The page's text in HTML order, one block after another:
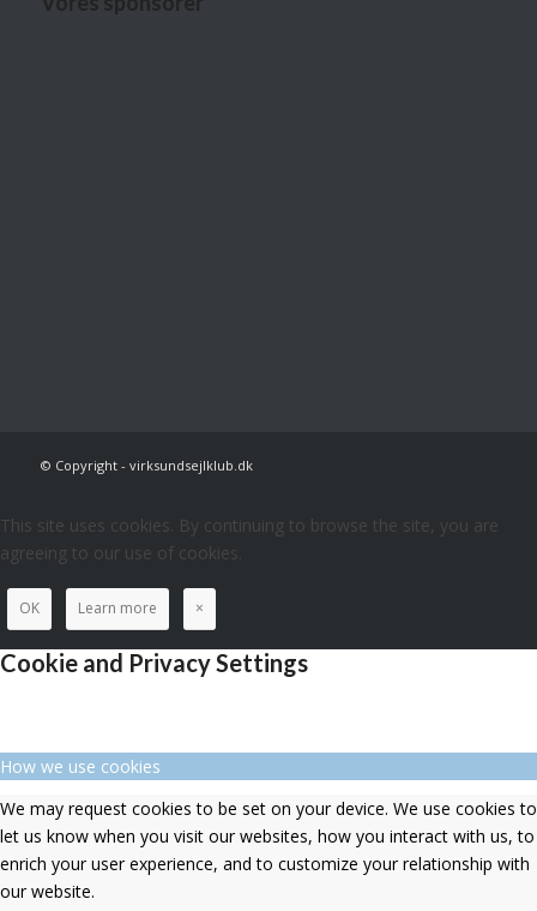
© Copyright - virksundsejlklub.dk
This site uses cookies. By continuing to browse the site, you are
agreeing to our use of cookies.
OK Learn more ×
Cookie and Privacy Settings
How we use cookies
We may request cookies to be set on your device. We use cookies to
let us know when you visit our websites, how you interact with us, to
enrich your user experience, and to customize your relationship with
our website.